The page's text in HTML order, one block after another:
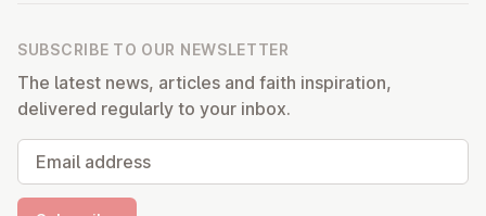
SUBSCRIBE TO OUR NEWSLETTER
The latest news, articles and faith inspiration,
delivered regularly to your inbox.
Email address